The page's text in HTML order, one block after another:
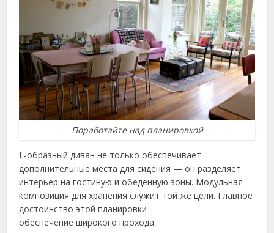
Поработайте над планировкой
L-образный диван не только обеспечивает
дополнительные места для сидения — он разделяет
интерьер на гостиную и обеденную зоны. Модульная
композиция для хранения служит той же цели. Главное
достоинство этой планировки —
обеспечение широкого прохода.